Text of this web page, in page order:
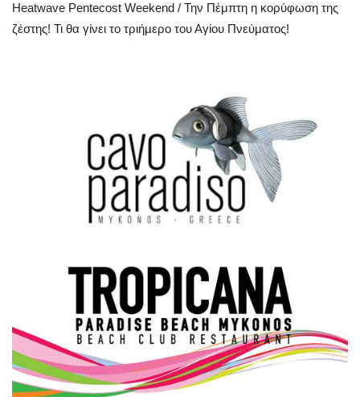
Sustainability
Science & Tech
Aegean Islands
Σεβασμιώτατος Δωρόθεος Β’
Cost Of Living Crisis
Opinion + Analysis
Heatwave Pentecost Weekend / Την Πέμπτη η κορύφωση της
ζέστης! Τι θα γίνει το τριήμερο του Αγίου Πνεύματος!